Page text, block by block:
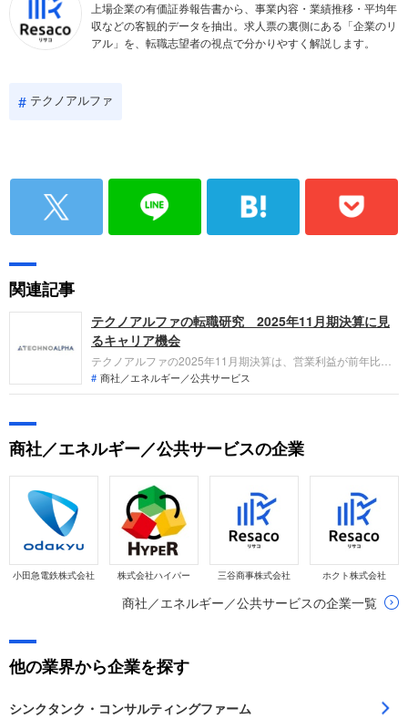
上場企業の有価証券報告書から、事業内容・業績推移・平均年
収などの客観的データを抽出。求人票の裏側にある「企業のリ
アル」を、転職志望者の視点で分かりやすく解説します。
テクノアルファ
関連記事
テクノアルファの転職研究 2025年11月期決算に見
るキャリア機会
テクノアルファの2025年11月期決算は、営業利益が前年比
112.1%増と劇的な成長。特にマリン・環境機器事業の好調
と、SI事業の黒字転換が収益を牽引しています。「なぜ今テク
す。
商社／エネルギー／公共サービス
商社／エネルギー／公共サービスの企業
小田急電鉄株式会社 株式会社ハイパー 三谷商事株式会社 ホクト株式会社
商社／エネルギー／公共サービスの企業一覧
他の業界から企業を探す
シンクタンク・コンサルティングファーム